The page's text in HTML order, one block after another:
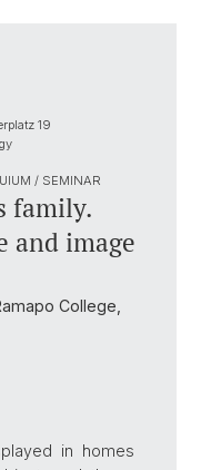
19
/ SEMINAR
family.
and image
College,
in homes